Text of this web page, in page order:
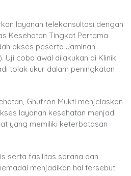
layanan telekonsultasi dengan
Kesehatan Tingkat Pertama
akses peserta Jaminan
Uji coba awal dilakukan di Klinik
tolak ukur dalam peningkatan
Ghufron Mukti menjelaskan
layanan kesehatan menjadi
yang memiliki keterbatasan
serta fasilitas sarana dan
menjadikan hal tersebut